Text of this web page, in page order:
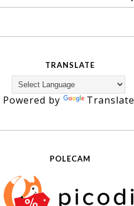
TRANSLATE
Powered by Translate
POLECAM